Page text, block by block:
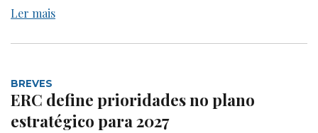
Ler mais
BREVES
ERC define prioridades no plano
estratégico para 2027